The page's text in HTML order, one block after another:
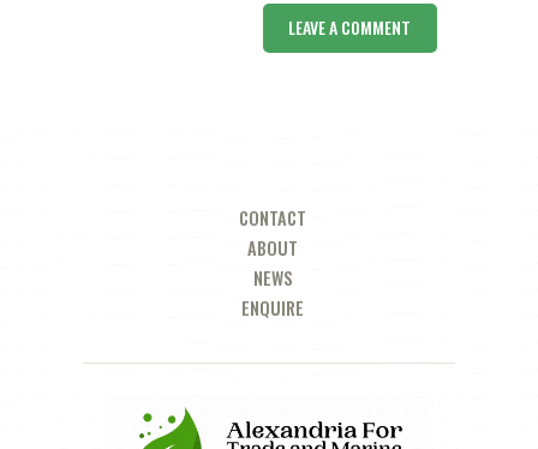
CONTACT
ABOUT
NEWS
ENQUIRE